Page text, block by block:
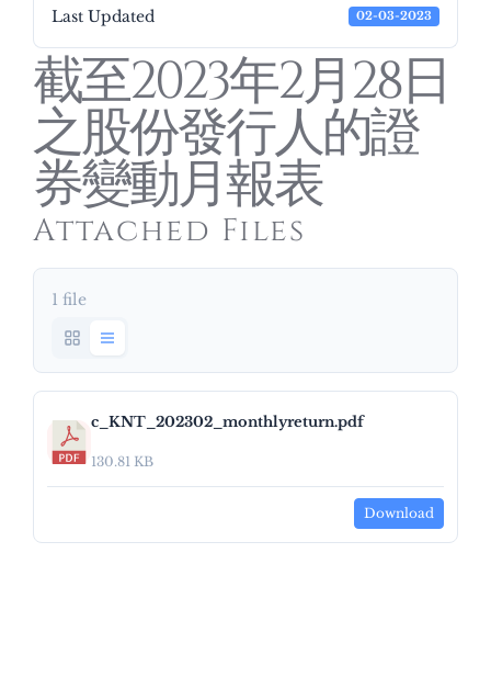
Last Updated 02-03-2023
截至2023年2月28日
之股份發行人的證
券變動月報表
Attached Files
1 file
c_KNT_202302_monthlyreturn.pdf
130.81 KB
Download